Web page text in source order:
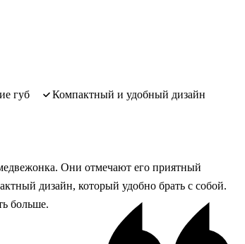
губ
компактный и удобный дизайн
Они отмечают его приятный
дизайн, который удобно брать с собой.
больше.